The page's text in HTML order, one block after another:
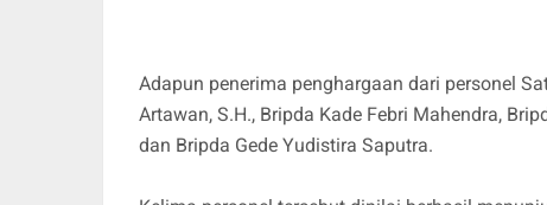
Adapun penerima penghargaan dari personel
Artawan, S.H., Bripda Kade Febri Mahendra,
dan Bripda Gede Yudistira Saputra.